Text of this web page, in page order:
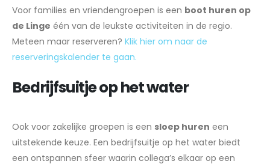
Voor families en vriendengroepen is een boot huren op
de Linge één van de leukste activiteiten in de regio.
Meteen maar reserveren? Klik hier om naar de
reserveringskalender te gaan.
Bedrijfsuitje op het water
Ook voor zakelijke groepen is een sloep huren een
uitstekende keuze. Een bedrijfsuitje op het water biedt
een ontspannen sfeer waarin collega’s elkaar op een